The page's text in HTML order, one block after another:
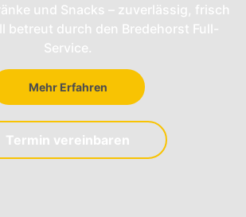
und Snacks – zuverlässig, frisch
betreut durch den Bredehorst Full-
Service.
Mehr Erfahren
Termin vereinbaren